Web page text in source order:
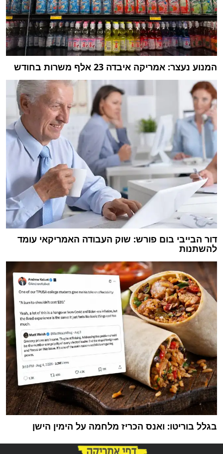
המנוע נעצר: אמריקה איבדה 23 אלף משרות בחודש
דור הבייבי בום פורש: שוק העבודה האמריקאי עומד
להשתנות
בגלל בוריטו: ואנס הכריז מלחמה על הימין הישן